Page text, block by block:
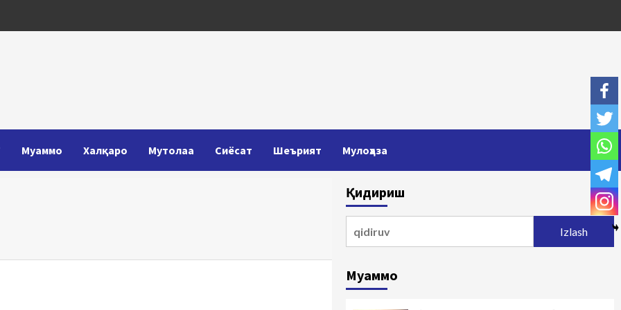
Муаммо Халқаро Мутолаа Сиёсат Шеърият Мулоҳаза
Қидириш
Муаммо